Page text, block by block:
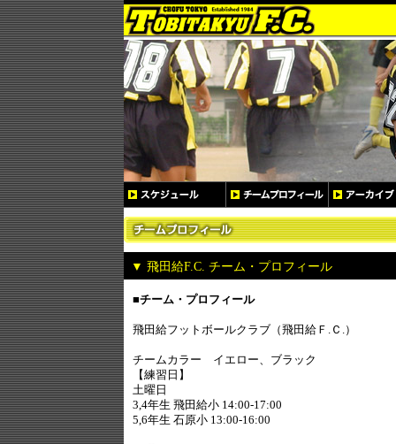
▼ 飛田給F.C. チーム・プロフィール
■チーム・プロフィール
飛田給フットボールクラブ（飛田給Ｆ.Ｃ.）
チームカラー イエロー、ブラック
【練習日】
土曜日
3,4年生 飛田給小 14:00-17:00
5,6年生 石原小 13:00-16:00